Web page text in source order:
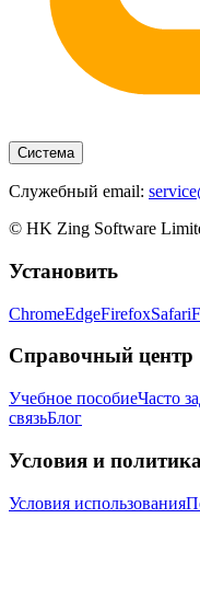
Система
Служебный email:
© HK Zing Software
Установить
ChromeEdgeFirefoxSafari
Справочный центр
Учебное пособиеЧасто
связьБлог
Условия и политика
Условия использования